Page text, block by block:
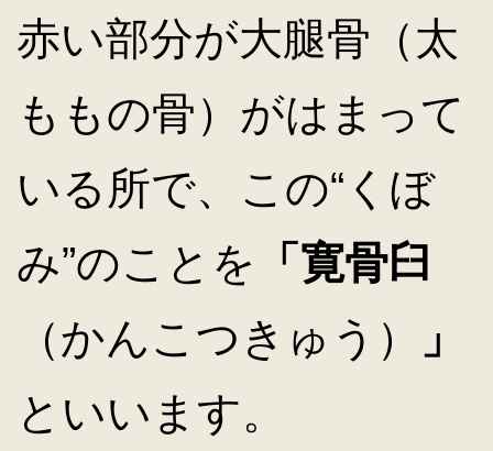
赤い部分が大腿骨（太
ももの骨）がはまって
いる所で、この“くぼ
み”のことを
「寛骨臼
（かんこつきゅう）
」
といいます。